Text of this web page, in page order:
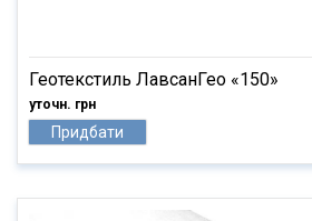
Геотекстиль ЛавсанГео «150»
уточн. грн
Придбати